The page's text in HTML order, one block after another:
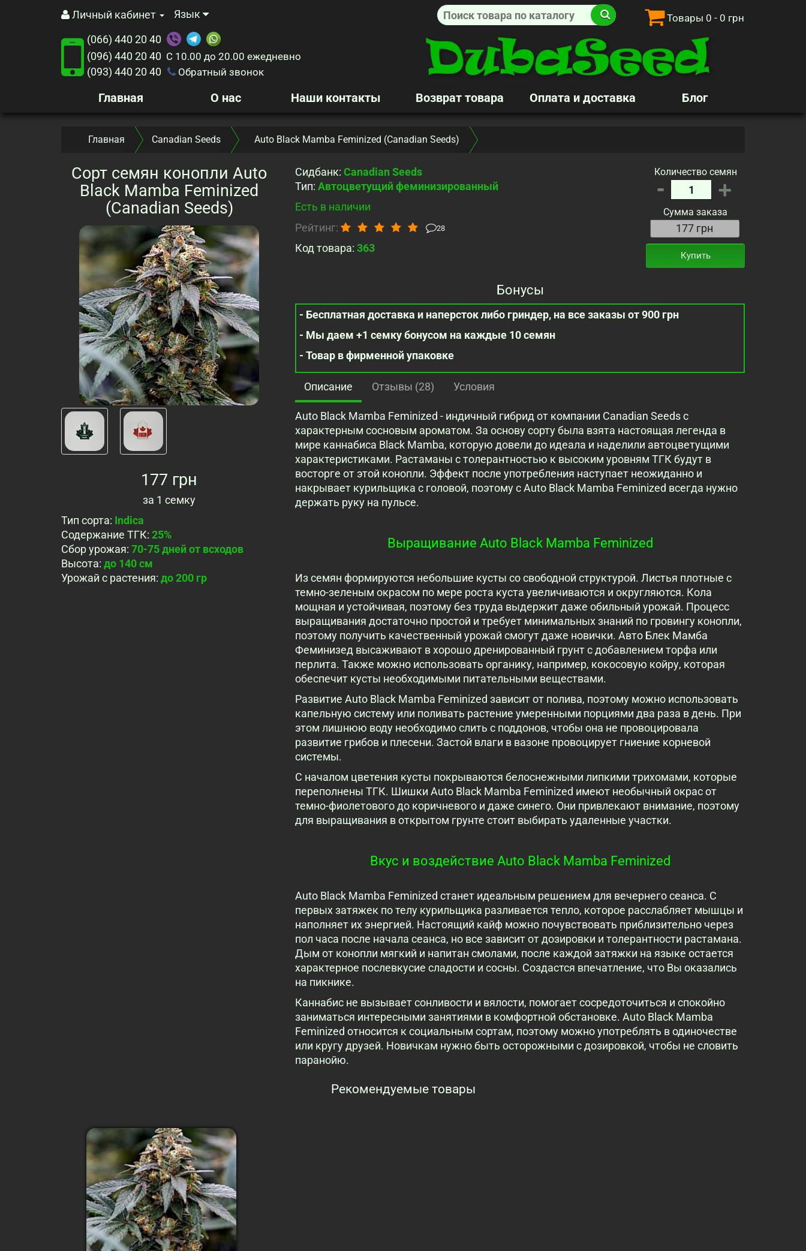
Личный кабинет Язык Товары 0 - 0 грн
(066) 440 20 40
(096) 440 20 40 С 10.00 до 20.00 ежедневно
(093) 440 20 40 Обратный звонок
Главная О нас Наши контакты Возврат товара Оплата и доставка Блог
Главная Canadian Seeds Auto Black Mamba Feminized (Canadian Seeds)
Сорт семян конопли Auto
Black Mamba Feminized
(Canadian Seeds)
177 грн
за 1 семку
Тип сорта: Indica
Содержание ТГК: 25%
Сбор урожая: 70-75 дней от всходов
Высота: до 140 cм
Урожай с растения: до 200 гр
Сидбанк: Canadian Seeds
Тип: Автоцветущий феминизированный
Есть в наличии
Рейтинг:
28
Код товара: 363
Количество семян
- +
Сумма заказа
Купить
Бонусы
- Бесплатная доставка и наперсток либо гриндер, на все заказы от 900 грн
- Мы даем +1 семку бонусом на каждые 10 семян
- Товар в фирменной упаковке
Описание Отзывы (28) Условия
Auto Black Mamba Feminized - индичный гибрид от компании Canadian Seeds с
характерным сосновым ароматом. За основу сорту была взята настоящая легенда в
мире каннабиса Black Mamba, которую довели до идеала и наделили автоцветущими
характеристиками. Растаманы с толерантностью к высоким уровням ТГК будут в
восторге от этой конопли. Эффект после употребления наступает неожиданно и
накрывает курильщика с головой, поэтому с Auto Black Mamba Feminized всегда нужно
держать руку на пульсе.
Выращивание Auto Black Mamba Feminized
Из семян формируются небольшие кусты со свободной структурой. Листья плотные с
темно-зеленым окрасом по мере роста куста увеличиваются и округляются. Кола
мощная и устойчивая, поэтому без труда выдержит даже обильный урожай. Процесс
выращивания достаточно простой и требует минимальных знаний по гровингу конопли,
поэтому получить качественный урожай смогут даже новички. Авто Блек Мамба
Феминизед высаживают в хорошо дренированный грунт с добавлением торфа или
перлита. Также можно использовать органику, например, кокосовую койру, которая
обеспечит кусты необходимыми питательными веществами.
Развитие Auto Black Mamba Feminized зависит от полива, поэтому можно использовать
капельную систему или поливать растение умеренными порциями два раза в день. При
этом лишнюю воду необходимо слить с поддонов, чтобы она не провоцировала
развитие грибов и плесени. Застой влаги в вазоне провоцирует гниение корневой
системы.
С началом цветения кусты покрываются белоснежными липкими трихомами, которые
переполнены ТГК. Шишки Auto Black Mamba Feminized имеют необычный окрас от
темно-фиолетового до коричневого и даже синего. Они привлекают внимание, поэтому
для выращивания в открытом грунте стоит выбирать удаленные участки.
Вкус и воздействие Auto Black Mamba Feminized
Auto Black Mamba Feminized станет идеальным решением для вечернего сеанса. С
первых затяжек по телу курильщика разливается тепло, которое расслабляет мышцы и
наполняет их энергией. Настоящий кайф можно почувствовать приблизительно через
пол часа после начала сеанса, но все зависит от дозировки и толерантности растамана.
Дым от конопли мягкий и напитан смолами, после каждой затяжки на языке остается
характерное послевкусие сладости и сосны. Создастся впечатление, что Вы оказались
на пикнике.
Каннабис не вызывает сонливости и вялости, помогает сосредоточиться и спокойно
заниматься интересными занятиями в комфортной обстановке. Auto Black Mamba
Feminized относится к социальным сортам, поэтому можно употреблять в одиночестве
или кругу друзей. Новичкам нужно быть осторожными с дозировкой, чтобы не словить
паранойю.
Рекомендуемые товары